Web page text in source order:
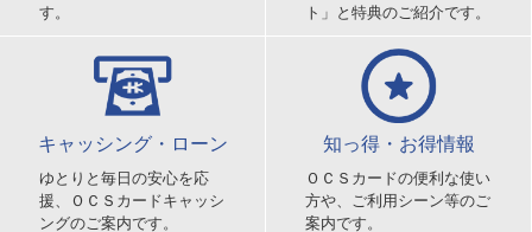
す。
ト」と特典のご紹介です。
キャッシング・ローン
ゆとりと毎日の安心を応
援、ＯＣＳカードキャッシ
ングのご案内です。
知っ得・お得情報
ＯＣＳカードの便利な使い
方や、ご利用シーン等のご
案内です。